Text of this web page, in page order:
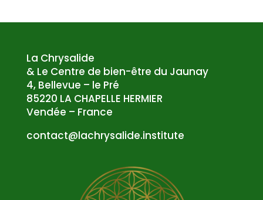
La Chrysalide
& Le Centre de bien-être du Jaunay
4, Bellevue – le Pré
85220 LA CHAPELLE HERMIER
Vendée – France
etuti
tsni.
edila
syrhc
al@tc
atnoc